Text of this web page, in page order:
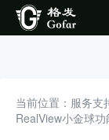
当前位置：服务支
RealView小金球功